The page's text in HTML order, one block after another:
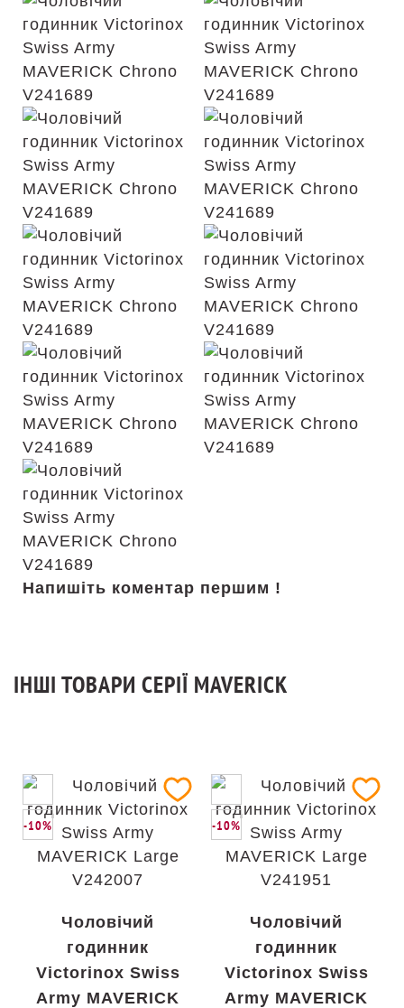
Напишіть коментар першим !
ІНШІ ТОВАРИ СЕРІЇ MAVERICK
-10%
Чоловічий
годинник
Victorinox Swiss
Army MAVERICK
-10%
Чоловічий
годинник
Victorinox Swiss
Army MAVERICK